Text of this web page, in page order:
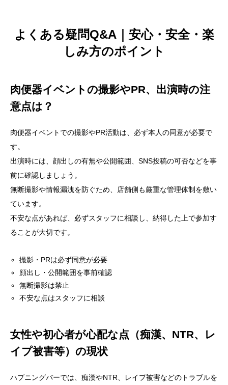
よくある疑問Q&A｜安心・安全・楽
しみ方のポイント
肉便器イベントの撮影やPR、出演時の注
意点は？
肉便器イベントでの撮影やPR活動は、必ず本人の同意が必要で
す。
出演時には、顔出しの有無や公開範囲、SNS投稿の可否などを事
前に確認しましょう。
無断撮影や情報漏洩を防ぐため、店舗側も厳重な管理体制を敷い
ています。
不安な点があれば、必ずスタッフに相談し、納得した上で参加す
ることが大切です。
撮影・PRは必ず同意が必要
顔出し・公開範囲を事前確認
無断撮影は禁止
不安な点はスタッフに相談
女性や初心者が心配な点（痴漢、NTR、レ
イプ被害等）の現状
ハプニングバーでは、痴漢やNTR、レイプ被害などのトラブルを